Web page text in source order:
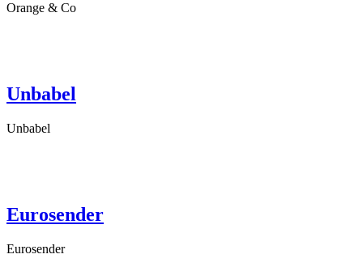
Orange & Co
Unbabel
Unbabel
Eurosender
Eurosender